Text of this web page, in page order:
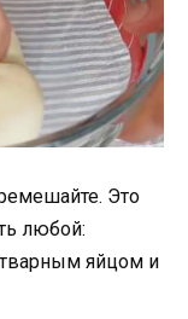
Это
любой:
яйцом и